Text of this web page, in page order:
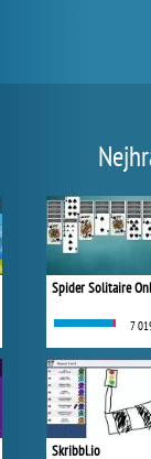
Spider Solitaire
7
Skribbl.io